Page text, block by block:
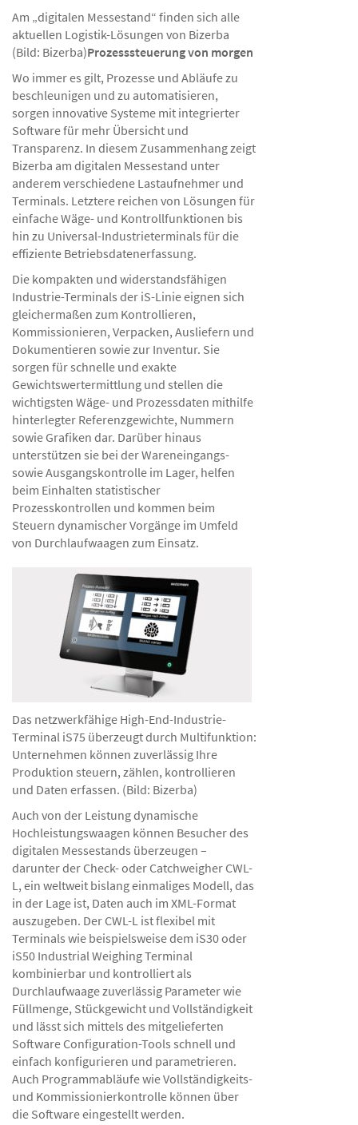
Am „digitalen Messestand“ finden sich alle
aktuellen Logistik-Lösungen von Bizerba
(Bild: Bizerba)Prozesssteuerung von morgen
Wo immer es gilt, Prozesse und Abläufe zu
beschleunigen und zu automatisieren,
sorgen innovative Systeme mit integrierter
Software für mehr Übersicht und
Transparenz. In diesem Zusammenhang zeigt
Bizerba am digitalen Messestand unter
anderem verschiedene Lastaufnehmer und
Terminals. Letztere reichen von Lösungen für
einfache Wäge- und Kontrollfunktionen bis
hin zu Universal-Industrieterminals für die
effiziente Betriebsdatenerfassung.
Die kompakten und widerstandsfähigen
Industrie-Terminals der iS-Linie eignen sich
gleichermaßen zum Kontrollieren,
Kommissionieren, Verpacken, Ausliefern und
Dokumentieren sowie zur Inventur. Sie
sorgen für schnelle und exakte
Gewichtswertermittlung und stellen die
wichtigsten Wäge- und Prozessdaten mithilfe
hinterlegter Referenzgewichte, Nummern
sowie Grafiken dar. Darüber hinaus
unterstützen sie bei der Wareneingangs-
sowie Ausgangskontrolle im Lager, helfen
beim Einhalten statistischer
Prozesskontrollen und kommen beim
Steuern dynamischer Vorgänge im Umfeld
von Durchlaufwaagen zum Einsatz.
Das netzwerkfähige High-End-Industrie-
Terminal iS75 überzeugt durch Multifunktion:
Unternehmen können zuverlässig Ihre
Produktion steuern, zählen, kontrollieren
und Daten erfassen. (Bild: Bizerba)
Auch von der Leistung dynamische
Hochleistungswaagen können Besucher des
digitalen Messestands überzeugen –
darunter der Check- oder Catchweigher CWL-
L, ein weltweit bislang einmaliges Modell, das
in der Lage ist, Daten auch im XML-Format
auszugeben. Der CWL-L ist flexibel mit
Terminals wie beispielsweise dem iS30 oder
iS50 Industrial Weighing Terminal
kombinierbar und kontrolliert als
Durchlaufwaage zuverlässig Parameter wie
Füllmenge, Stückgewicht und Vollständigkeit
und lässt sich mittels des mitgelieferten
Software Configuration-Tools schnell und
einfach konfigurieren und parametrieren.
Auch Programmabläufe wie Vollständigkeits-
und Kommissionierkontrolle können über
die Software eingestellt werden.